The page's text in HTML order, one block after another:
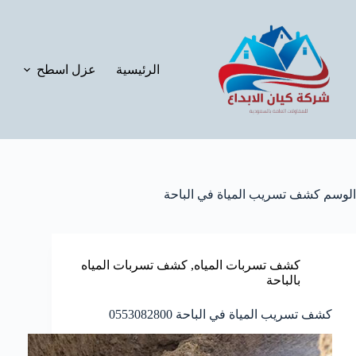
الرئيسية عزل اسطح
الوسم كشف تسريب المياة في الباحة
كشف تسربات المياه, كشف تسربات المياه
بالباحة
كشف تسريب المياة في الباحة 0553082800